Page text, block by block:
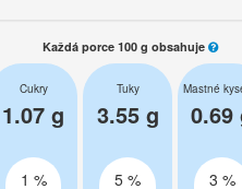
Každá porce 100 g obsahuje
Cukry
1.07 g
1 %
Tuky
3.55 g
5 %
Mastné
0.69
3 %